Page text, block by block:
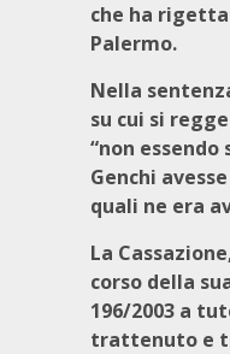
che ha
Palermo.
Nella
su cui si
“non
Genchi
quali ne era
La
corso della
196/2003 a
trattenuto e